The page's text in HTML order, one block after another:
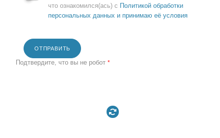
что ознакомился(ась) с Политикой обработки
персональных данных и принимаю её условия
ОТПРАВИТЬ
Подтвердите, что вы не робот *